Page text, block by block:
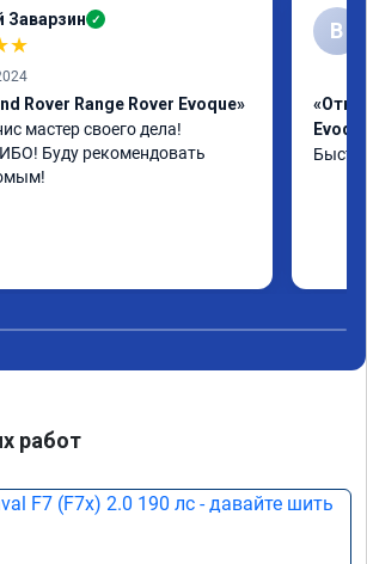
Заварзин ✓
★
Rover Range Rover Evoque»
мастер своего дела!
Буду рекомендовать
В
работ